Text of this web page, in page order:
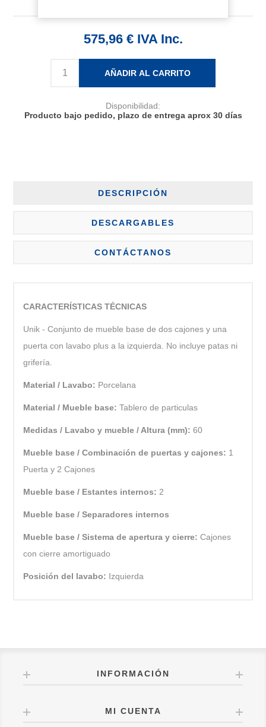
575,96 € IVA Inc.
AÑADIR AL CARRITO
Disponibilidad:
Producto bajo pedido, plazo de entrega aprox 30 días
DESCRIPCIÓN
DESCARGABLES
CONTÁCTANOS
CARACTERÍSTICAS TÉCNICAS
Unik - Conjunto de mueble base de dos cajones y una
puerta con lavabo plus a la izquierda. No incluye patas ni
grifería.
Material / Lavabo: Porcelana
Material / Mueble base:Tablero de particulas
Medidas / Lavabo y mueble / Altura (mm):60
Mueble base / Combinación de puertas y cajones: 1
Puerta y 2 Cajones
Mueble base / Estantes internos: 2
Mueble base / Separadores internos
Mueble base / Sistema de apertura y cierre:Cajones
con cierre amortiguado
Posición del lavabo: Izquierda
INFORMACIÓN
MI CUENTA